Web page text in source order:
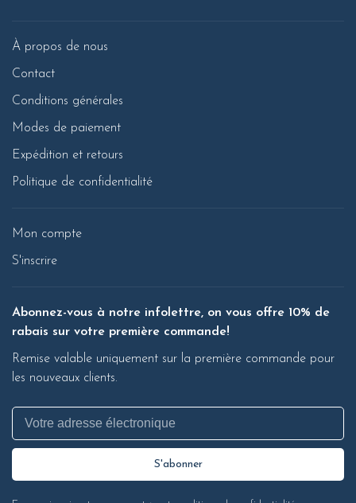
À propos de nous
Contact
Conditions générales
Modes de paiement
Expédition et retours
Politique de confidentialité
Mon compte
S'inscrire
Abonnez-vous à notre infolettre, on vous offre 10% de
rabais sur votre première commande!
Remise valable uniquement sur la première commande pour
les nouveaux clients.
S'abonner